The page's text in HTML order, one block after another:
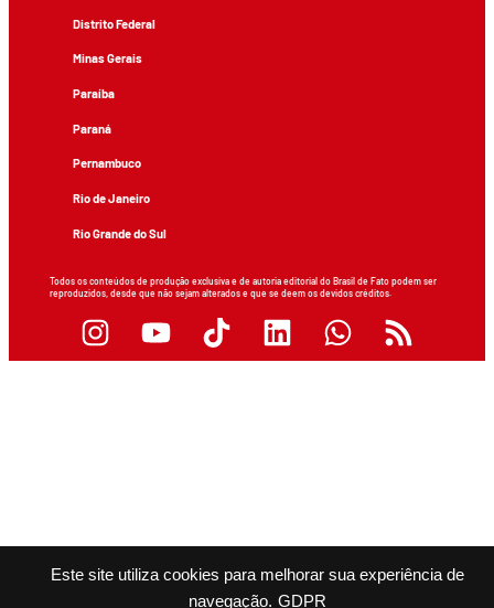
Este site utiliza cookies para melhorar sua experiência de
navegação. GDPR
Distrito Federal
Minas Gerais
Paraíba
Paraná
Pernambuco
Rio de Janeiro
Rio Grande do Sul
Todos os conteúdos de produção exclusiva e de autoria editorial do Brasil de Fato podem ser
reproduzidos, desde que não sejam alterados e que se deem os devidos créditos.